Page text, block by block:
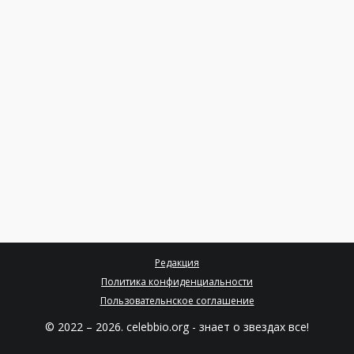
Редакция
Политика конфиденциальности
Пользовательнское соглашение
© 2022 – 2026. celebbio.org - знает о звездах все!